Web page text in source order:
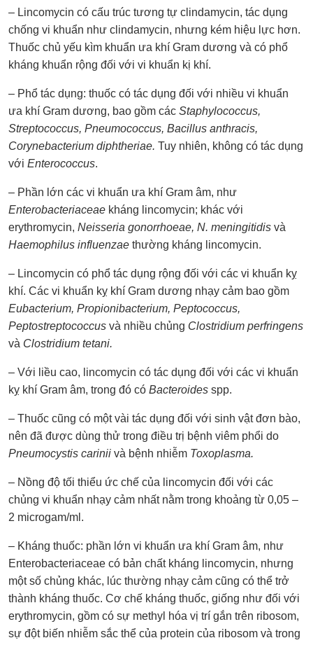
– Lincomycin có cấu trúc tương tự clindamycin, tác dụng
chống vi khuẩn như clindamycin, nhưng kém hiệu lực hơn.
Thuốc chủ yếu kìm khuẩn ưa khí Gram dương và có phổ
kháng khuẩn rộng đối với vi khuẩn kị khí.
– Phổ tác dụng: thuốc có tác dụng đối với nhiều vi khuẩn
ưa khí Gram dương, bao gồm các Staphylococcus,
Streptococcus, Pneumococcus, Bacillus anthracis,
Corynebacterium diphtheriae. Tuy nhiên, không có tác dụng
với Enterococcus.
– Phần lớn các vi khuẩn ưa khí Gram âm, như
Enterobacteriaceae kháng lincomycin; khác với
erythromycin, Neisseria gonorrhoeae, N. meningitidis và
Haemophilus influenzae thường kháng lincomycin.
– Lincomycin có phổ tác dụng rộng đối với các vi khuẩn kỵ
khí. Các vi khuẩn kỵ khí Gram dương nhạy cảm bao gồm
Eubacterium, Propionibacterium, Peptococcus,
Peptostreptococcus và nhiều chủng Clostridium perfringens
và Clostridium tetani.
– Với liều cao, lincomycin có tác dụng đối với các vi khuẩn
kỵ khí Gram âm, trong đó có Bacteroides spp.
– Thuốc cũng có một vài tác dụng đối với sinh vật đơn bào,
nên đã được dùng thử trong điều trị bệnh viêm phổi do
Pneumocystis carinii và bệnh nhiễm Toxoplasma.
– Nồng độ tối thiểu ức chế của lincomycin đối với các
chủng vi khuẩn nhạy cảm nhất nằm trong khoảng từ 0,05 –
2 microgam/ml.
– Kháng thuốc: phần lớn vi khuẩn ưa khí Gram âm, như
Enterobacteriaceae có bản chất kháng lincomycin, nhưng
một số chủng khác, lúc thường nhạy cảm cũng có thể trở
thành kháng thuốc. Cơ chế kháng thuốc, giống như đối với
erythromycin, gồm có sự methyl hóa vị trí gắn trên ribosom,
sự đột biến nhiễm sắc thể của protein của ribosom và trong